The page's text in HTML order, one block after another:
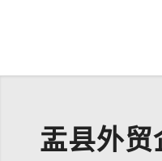
盂县外